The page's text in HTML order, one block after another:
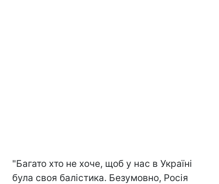
"Багато хто не хоче, щоб у нас в Україні
була своя балістика. Безумовно, Росія